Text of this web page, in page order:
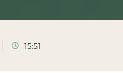
15:51